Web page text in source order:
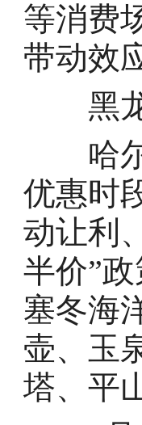
等消费
带动效
黑龙
哈尔
优惠时
动让利
半价”
塞冬海
壶、玉
塔、平